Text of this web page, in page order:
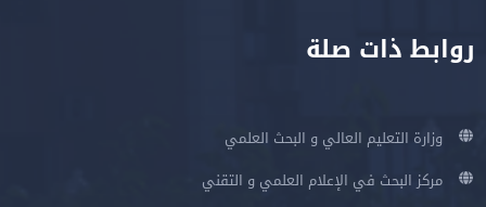
روابط ذات صلة
وزارة التعليم العالي و البحث العلمي
مركز البحث في الإعلام العلمي و التقني